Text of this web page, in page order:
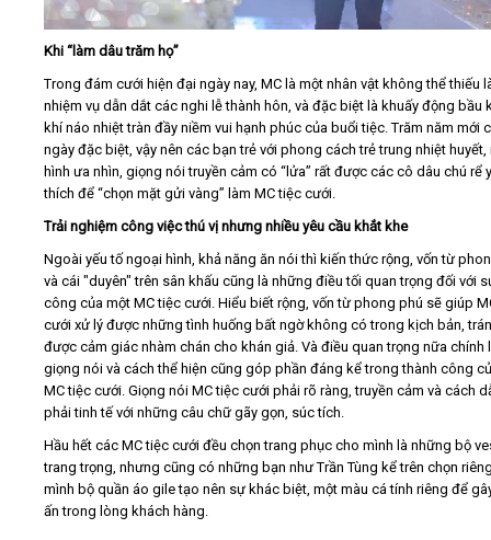
Khi “làm dâu trăm họ”
Trong đám cưới hiện đại ngày nay, MC là một nhân vật không thể thiếu
nhiệm vụ dẫn dắt các nghi lễ thành hôn, và đặc biệt là khuấy động bầu
khí náo nhiệt tràn đầy niềm vui hạnh phúc của buổi tiệc. Trăm năm mới
ngày đặc biệt, vậy nên các bạn trẻ với phong cách trẻ trung nhiệt
hình ưa nhìn, giọng nói truyền cảm có “lửa” rất được các cô dâu chú rể
thích để “chọn mặt gửi vàng” làm MC tiệc cưới.
Trải nghiệm công việc thú vị nhưng nhiều yêu cầu khắt khe
Ngoài yếu tố ngoại hình, khả năng ăn nói thì kiến thức rộng, vốn từ
và cái "duyên" trên sân khấu cũng là những điều tối quan trọng đối với
công của một MC tiệc cưới. Hiểu biết rộng, vốn từ phong phú sẽ giúp
cưới xử lý được những tình huống bất ngờ không có trong kịch bản,
được cảm giác nhàm chán cho khán giả. Và điều quan trọng nữa chính
giọng nói và cách thể hiện cũng góp phần đáng kể trong thành công
MC tiệc cưới. Giọng nói MC tiệc cưới phải rõ ràng, truyền cảm và cách
phải tinh tế với những câu chữ gãy gọn, súc tích.
Hầu hết các MC tiệc cưới đều chọn trang phục cho mình là những bộ
trang trọng, nhưng cũng có những bạn như Trần Tùng kể trên chọn
mình bộ quần áo gile tạo nên sự khác biệt, một màu cá tính riêng để
ấn trong lòng khách hàng.